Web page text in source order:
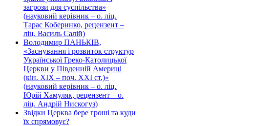
загрози для суспільства»
(науковий керівник – о. ліц.
Тарас Коберинко, рецензент –
ліц. Василь Салій)
Володимир ПАНЬКІВ,
«Заснування і розвиток структур
Української Греко-Католицької
Церкви у Південній Америці
(кін. ХІХ – поч. ХХІ ст.)»
(науковий керівник – о. ліц.
Юрій Хамуляк, рецензент – о.
ліц. Андрій Нискогуз)
Звідки Церква бере гроші та куди
їх спрямовує?